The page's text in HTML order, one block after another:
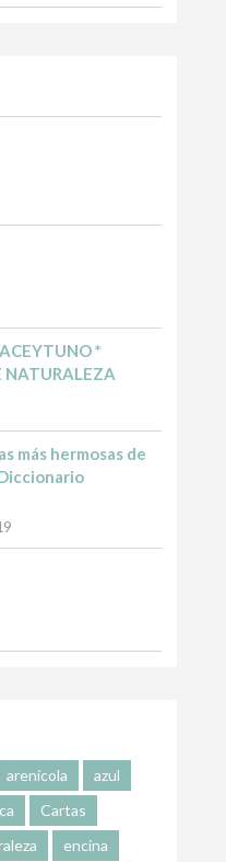
*
NATURALEZA
más hermosas de
arenícola
azul
Cartas
encina